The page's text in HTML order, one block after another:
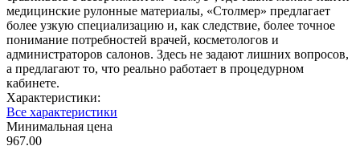
медицинские рулонные материалы, «Столмер» предлагает
более узкую специализацию и, как следствие, более точное
понимание потребностей врачей, косметологов и
администраторов салонов. Здесь не задают лишних вопросов,
а предлагают то, что реально работает в процедурном
кабинете.
Характеристики:
Все характеристики
Минимальная цена
967.00